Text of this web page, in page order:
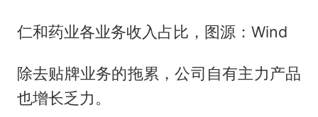
仁和药业各业务收入占比，图源：Wind
除去贴牌业务的拖累，公司自有主力产品
也增长乏力。